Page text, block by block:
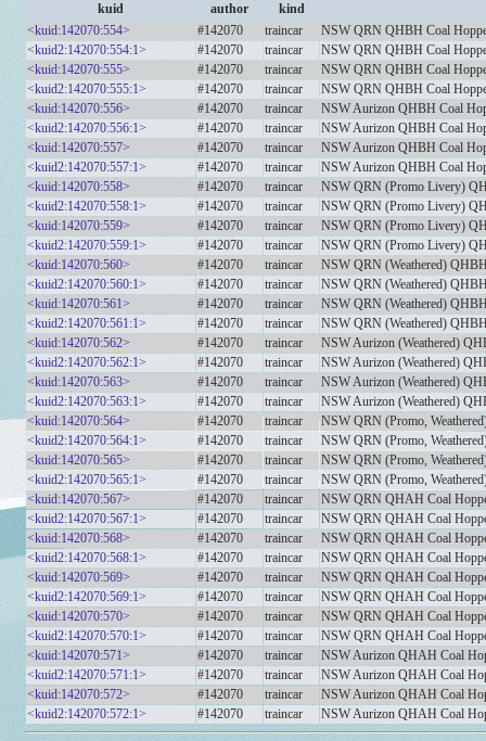
kuid author
kind
<kuid:142070:554>
#142070 traincar
NSW QRN QHBH Coal
<kuid2:142070:554:1>
#142070 traincar
NSW QRN QHBH Coal
<kuid:142070:555>
#142070 traincar
NSW QRN QHBH Coal
<kuid2:142070:555:1>
#142070 traincar
NSW QRN QHBH Coal
<kuid:142070:556>
#142070 traincar
NSW Aurizon QHBH Coal
<kuid2:142070:556:1>
#142070 traincar
NSW Aurizon QHBH Coal
<kuid:142070:557>
#142070 traincar
NSW Aurizon QHBH Coal
<kuid2:142070:557:1>
#142070 traincar
NSW Aurizon QHBH Coal
<kuid:142070:558>
#142070 traincar
NSW QRN (Promo Livery)
<kuid2:142070:558:1>
#142070 traincar
NSW QRN (Promo Livery)
<kuid:142070:559>
#142070 traincar
NSW QRN (Promo Livery)
<kuid2:142070:559:1>
#142070 traincar
NSW QRN (Promo Livery)
<kuid:142070:560>
#142070 traincar
NSW QRN (Weathered)
<kuid2:142070:560:1>
#142070 traincar
NSW QRN (Weathered)
<kuid:142070:561>
#142070 traincar
NSW QRN (Weathered)
<kuid2:142070:561:1>
#142070 traincar
NSW QRN (Weathered)
<kuid:142070:562>
#142070 traincar
NSW Aurizon (Weathered)
<kuid2:142070:562:1>
#142070 traincar
NSW Aurizon (Weathered)
<kuid:142070:563>
#142070 traincar
NSW Aurizon (Weathered)
<kuid2:142070:563:1>
#142070 traincar
NSW Aurizon (Weathered)
<kuid:142070:564>
#142070 traincar
NSW QRN (Promo,
<kuid2:142070:564:1>
#142070 traincar
NSW QRN (Promo,
<kuid:142070:565>
#142070 traincar
NSW QRN (Promo,
<kuid2:142070:565:1>
#142070 traincar
NSW QRN (Promo,
<kuid:142070:567>
#142070 traincar
NSW QRN QHAH Coal
<kuid2:142070:567:1>
#142070 traincar
NSW QRN QHAH Coal
<kuid:142070:568>
#142070 traincar
NSW QRN QHAH Coal
<kuid2:142070:568:1>
#142070 traincar
NSW QRN QHAH Coal
<kuid:142070:569>
#142070 traincar
NSW QRN QHAH Coal
<kuid2:142070:569:1>
#142070 traincar
NSW QRN QHAH Coal
<kuid:142070:570>
#142070 traincar
NSW QRN QHAH Coal
<kuid2:142070:570:1>
#142070 traincar
NSW QRN QHAH Coal
<kuid:142070:571>
#142070 traincar
NSW Aurizon QHAH Coal
<kuid2:142070:571:1>
#142070 traincar
NSW Aurizon QHAH Coal
<kuid:142070:572>
#142070 traincar
NSW Aurizon QHAH Coal
<kuid2:142070:572:1>
#142070 traincar NSW Aurizon QHAH Coal